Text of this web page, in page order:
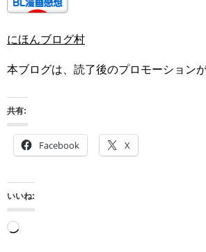
にほんブログ村
本ブログは、読了後のプロモーション
共有:
Facebook X
いいね:
読